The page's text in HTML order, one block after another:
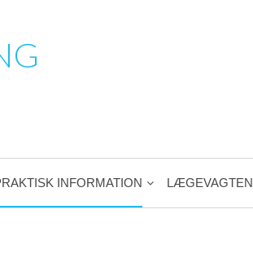
INFORMATION LÆGEVAGTEN